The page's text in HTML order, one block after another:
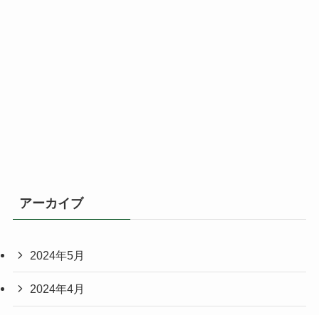
アーカイブ
2024年5月
2024年4月